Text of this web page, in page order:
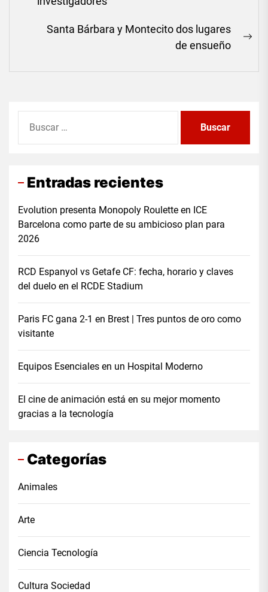
entradas
Santa Bárbara y Montecito dos lugares
de ensueño
Entradas recientes
Evolution presenta Monopoly Roulette en ICE
Barcelona como parte de su ambicioso plan para
2026
RCD Espanyol vs Getafe CF: fecha, horario y claves
del duelo en el RCDE Stadium
Paris FC gana 2-1 en Brest | Tres puntos de oro como
visitante
Equipos Esenciales en un Hospital Moderno
El cine de animación está en su mejor momento
gracias a la tecnología
Categorías
Animales
Arte
Ciencia Tecnología
Cultura Sociedad